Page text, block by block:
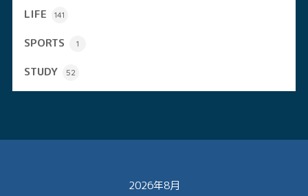
LIFE 141
SPORTS 1
STUDY 52
2026年8月